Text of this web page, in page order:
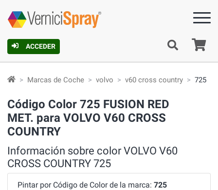
ACCEDER
Marcas de Coche volvo v60 cross country 725
Código Color 725 FUSION RED
MET. para VOLVO V60 CROSS
COUNTRY
Información sobre color VOLVO V60
CROSS COUNTRY 725
Pintar por Código de Color de la marca: 725